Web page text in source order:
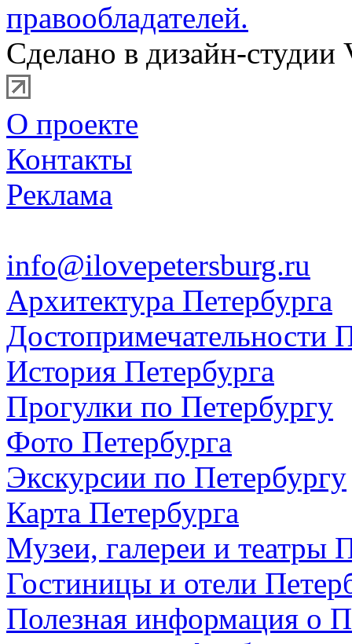
правообладателей.
Сделано в дизайн-студии
О проекте
Контакты
Реклама
info@ilovepetersburg.ru
Архитектура Петербурга
Достопримечательности
История Петербурга
Прогулки по Петербургу
Фото Петербурга
Экскурсии по Петербургу
Карта Петербурга
Музеи, галереи и театры
Гостиницы и отели
Полезная информация о